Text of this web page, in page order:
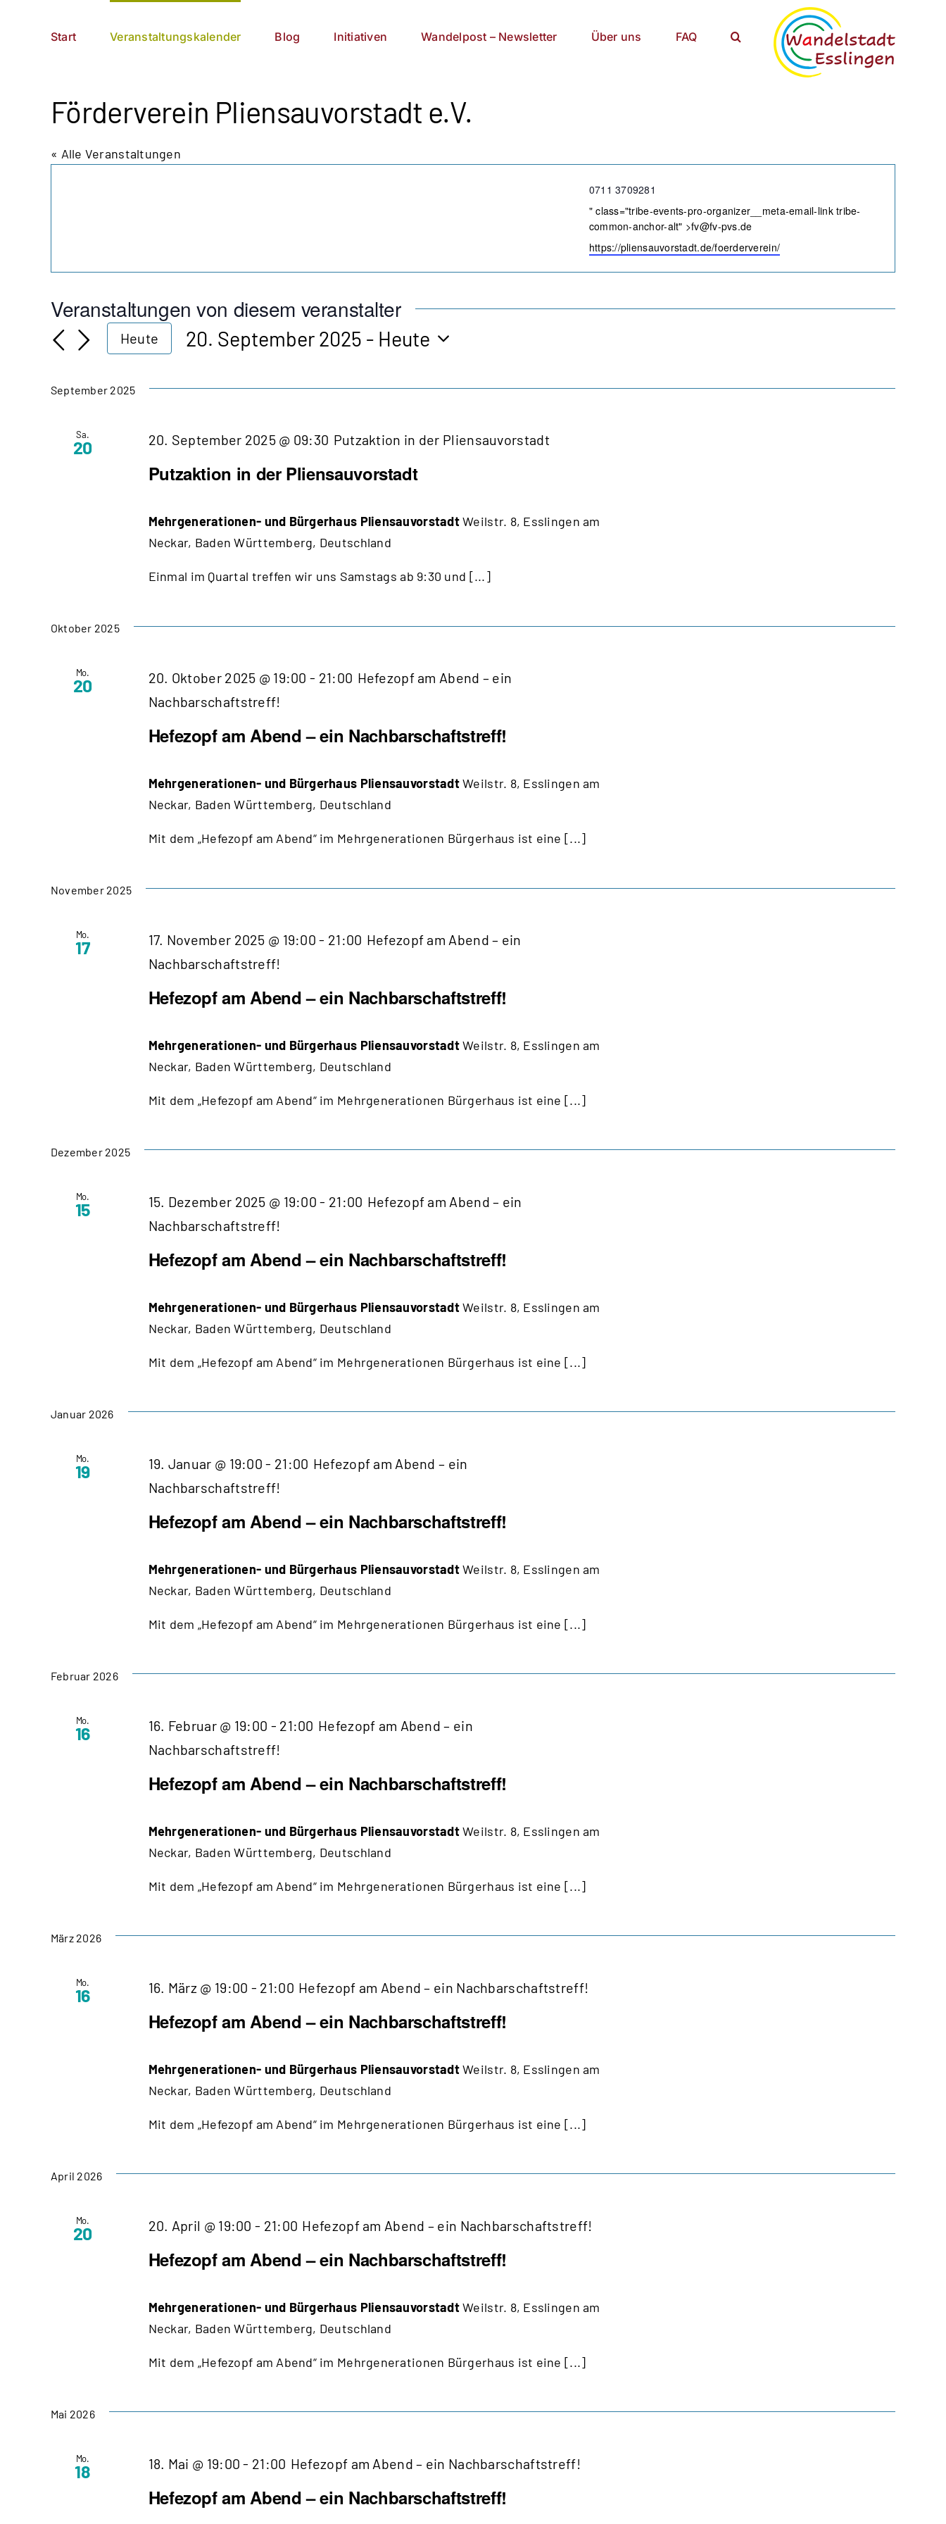
Start Veranstaltungskalender Blog Initiativen Wandelpost – Newsletter Über uns FAQ
Förderverein Pliensauvorstadt e.V.
« Alle Veranstaltungen
Telefon
0711 3709281
Email
" class="tribe-events-pro-organizer__meta-email-link tribe-
common-anchor-alt" >fv@fv-pvs.de
Webseite
https://pliensauvorstadt.de/foerderverein/
Veranstaltungen von diesem veranstalter
Heute 20. September 2025 - Heute
September 2025
Sa.
20
Putzaktion in der Pliensauvorstadt
20. September 2025 @ 09:30 Putzaktion in der Pliensauvorstadt
Mehrgenerationen- und Bürgerhaus PliensauvorstadtWeilstr. 8, Esslingen am
Neckar, Baden Württemberg, Deutschland
Einmal im Quartal treffen wir uns Samstags ab 9:30 und [...]
Oktober 2025
Mo.
20
Hefezopf am Abend – ein Nachbarschaftstreff!
20. Oktober 2025 @ 19:00 - 21:00 Hefezopf am Abend – ein
Nachbarschaftstreff!
Mehrgenerationen- und Bürgerhaus PliensauvorstadtWeilstr. 8, Esslingen am
Neckar, Baden Württemberg, Deutschland
Mit dem „Hefezopf am Abend“ im Mehrgenerationen Bürgerhaus ist eine [...]
November 2025
Mo.
17
Hefezopf am Abend – ein Nachbarschaftstreff!
17. November 2025 @ 19:00 - 21:00 Hefezopf am Abend – ein
Nachbarschaftstreff!
Mehrgenerationen- und Bürgerhaus PliensauvorstadtWeilstr. 8, Esslingen am
Neckar, Baden Württemberg, Deutschland
Mit dem „Hefezopf am Abend“ im Mehrgenerationen Bürgerhaus ist eine [...]
Dezember 2025
Mo.
15
Hefezopf am Abend – ein Nachbarschaftstreff!
15. Dezember 2025 @ 19:00 - 21:00 Hefezopf am Abend – ein
Nachbarschaftstreff!
Mehrgenerationen- und Bürgerhaus PliensauvorstadtWeilstr. 8, Esslingen am
Neckar, Baden Württemberg, Deutschland
Mit dem „Hefezopf am Abend“ im Mehrgenerationen Bürgerhaus ist eine [...]
Januar 2026
Mo.
19
Hefezopf am Abend – ein Nachbarschaftstreff!
19. Januar @ 19:00 - 21:00 Hefezopf am Abend – ein
Nachbarschaftstreff!
Mehrgenerationen- und Bürgerhaus PliensauvorstadtWeilstr. 8, Esslingen am
Neckar, Baden Württemberg, Deutschland
Mit dem „Hefezopf am Abend“ im Mehrgenerationen Bürgerhaus ist eine [...]
Februar 2026
Mo.
16
Hefezopf am Abend – ein Nachbarschaftstreff!
16. Februar @ 19:00 - 21:00 Hefezopf am Abend – ein
Nachbarschaftstreff!
Mehrgenerationen- und Bürgerhaus PliensauvorstadtWeilstr. 8, Esslingen am
Neckar, Baden Württemberg, Deutschland
Mit dem „Hefezopf am Abend“ im Mehrgenerationen Bürgerhaus ist eine [...]
März 2026
Mo.
16
Hefezopf am Abend – ein Nachbarschaftstreff!
16. März @ 19:00 - 21:00 Hefezopf am Abend – ein Nachbarschaftstreff!
Mehrgenerationen- und Bürgerhaus PliensauvorstadtWeilstr. 8, Esslingen am
Neckar, Baden Württemberg, Deutschland
Mit dem „Hefezopf am Abend“ im Mehrgenerationen Bürgerhaus ist eine [...]
April 2026
Mo.
20
Hefezopf am Abend – ein Nachbarschaftstreff!
20. April @ 19:00 - 21:00 Hefezopf am Abend – ein Nachbarschaftstreff!
Mehrgenerationen- und Bürgerhaus PliensauvorstadtWeilstr. 8, Esslingen am
Neckar, Baden Württemberg, Deutschland
Mit dem „Hefezopf am Abend“ im Mehrgenerationen Bürgerhaus ist eine [...]
Mai 2026
Mo.
18
Hefezopf am Abend – ein Nachbarschaftstreff!
18. Mai @ 19:00 - 21:00 Hefezopf am Abend – ein Nachbarschaftstreff!